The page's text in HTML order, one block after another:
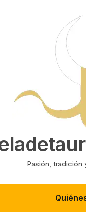
Pasión, tradición